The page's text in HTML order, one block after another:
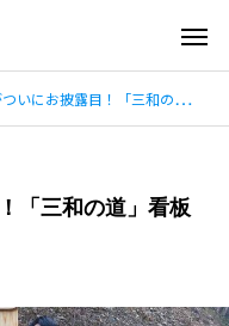
露目！「三和の道」看板をみんなで設置
「三和の道」看板